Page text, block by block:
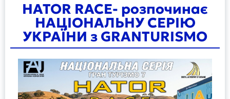
HATOR RACE- розпочинає
НАЦІОНАЛЬНУ СЕРІЮ
УКРАЇНИ з GRANTURISMO